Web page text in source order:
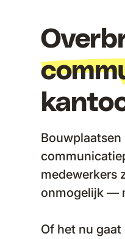
medewerkers
onmogelijk —
Of het nu